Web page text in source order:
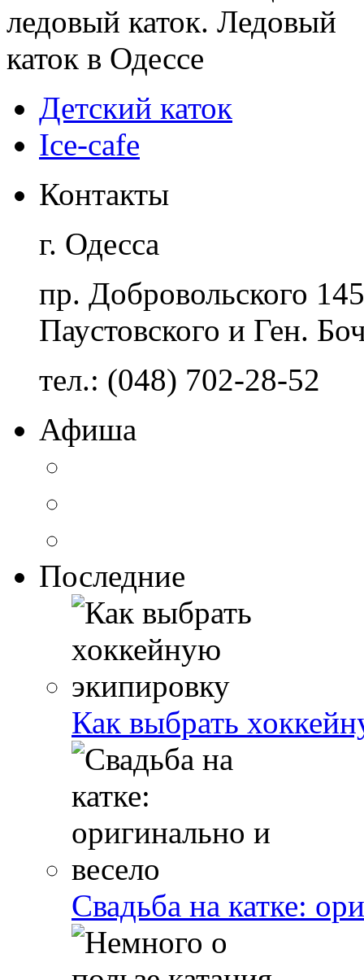
Детский каток
Ice-cafe
Контакты
г. Одесса
пр. Добровольского
Паустовского и Ген.
тел.: (048) 702-28-52
Афиша
Последние
Как выбрать
Свадьба на катке: